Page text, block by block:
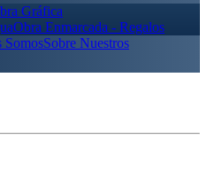
Gráfica
Obra Enmarcada - Regalos
SomosSobre Nuestros